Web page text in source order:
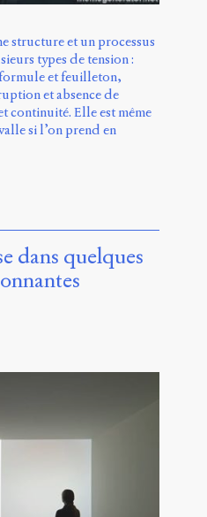
structure et un processus
types de tension :
et feuilleton,
et absence de
continuité. Elle est même
si l’on prend en
dans quelques